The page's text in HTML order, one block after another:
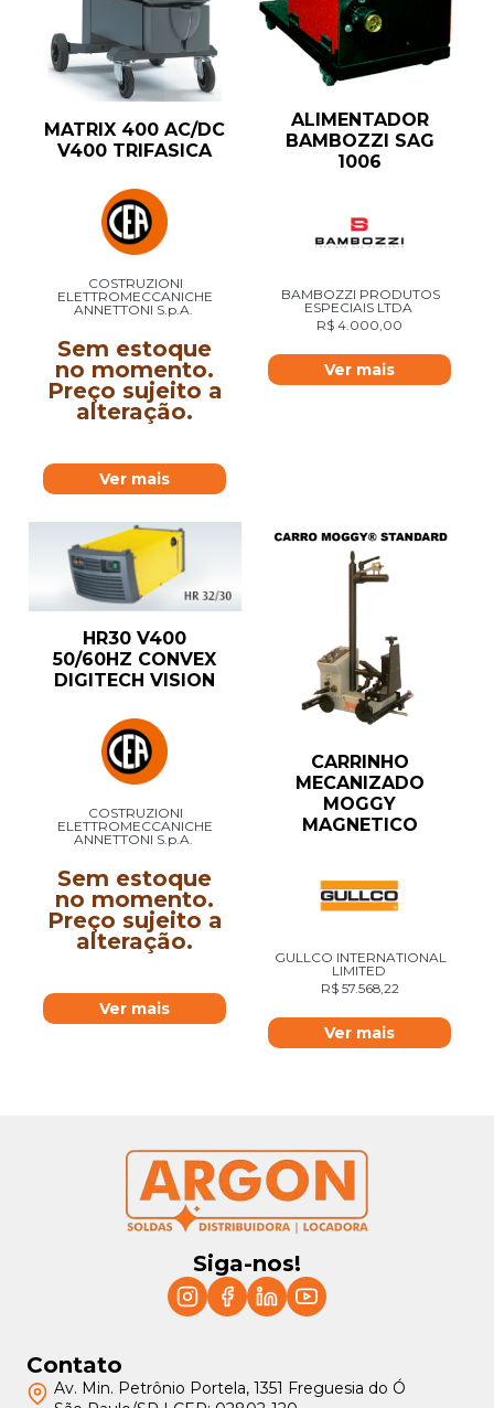
MATRIX 400 AC/DC
V400 TRIFASICA
COSTRUZIONI
ELETTROMECCANICHE
ANNETTONI S.p.A.
Sem estoque
no momento.
Preço sujeito a
alteração.
Ver mais
ALIMENTADOR
BAMBOZZI SAG
1006
BAMBOZZI PRODUTOS
ESPECIAIS LTDA
R$ 4.000,00
Ver mais
HR30 V400
50/60HZ CONVEX
DIGITECH VISION
COSTRUZIONI
ELETTROMECCANICHE
ANNETTONI S.p.A.
Sem estoque
no momento.
Preço sujeito a
alteração.
Ver mais
CARRINHO
MECANIZADO
MOGGY
MAGNETICO
GULLCO INTERNATIONAL
LIMITED
R$57.568,22
Ver mais
Siga-nos!
Contato
Av. Min. Petrônio Portela, 1351 Freguesia do Ó